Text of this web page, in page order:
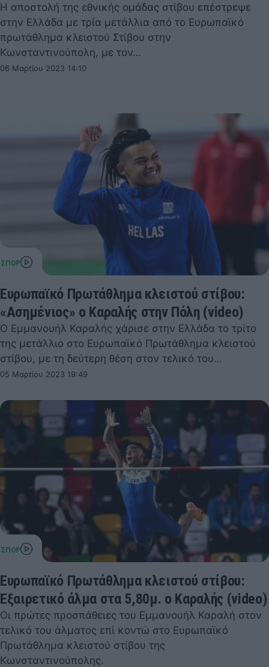
Η αποστολή της εθνικής ομάδας στίβου επέστρεψε
στην Ελλάδα με τρία μετάλλια από το Ευρωπαϊκό
πρωτάθλημα κλειστού Στίβου στην
Κωνσταντινούπολη, με τον…
06 Μαρτίου 2023 14:10
Ευρωπαϊκό Πρωτάθλημα κλειστού στίβου:
«Ασημένιος» ο Καραλής στην Πόλη (video)
Ο Εμμανουήλ Καραλής χάρισε στην Ελλάδα το τρίτο
της μετάλλιο στο Ευρωπαϊκό Πρωτάθλημα κλειστού
στίβου, με τη δεύτερη θέση στον τελικό του…
05 Μαρτίου 2023 19:49
Ευρωπαϊκό Πρωτάθλημα κλειστού στίβου:
Εξαιρετικό άλμα στα 5,80μ. ο Καραλής (video)
Οι πρώτες προσπάθειες του Εμμανουήλ Καραλή στον
τελικό του άλματος επί κοντώ στο Ευρωπαϊκό
Πρωτάθλημα κλειστού στίβου της
Κωνσταντινούπολης.